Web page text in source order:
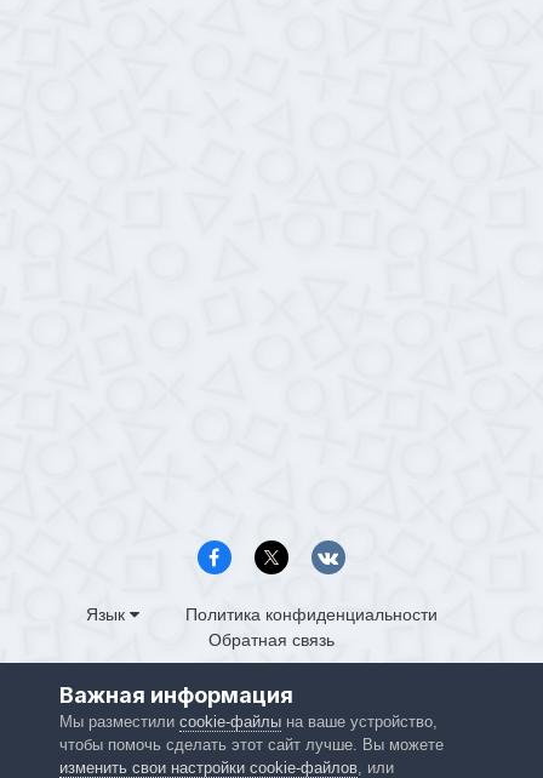
Язык
Политика конфиденциальности
Обратная связь
Powered by Invision Community
Важная информация
Мы разместили cookie-файлына ваше устройство,
чтобы помочь сделать этот сайт лучше. Вы можете
изменить свои настройки cookie-файлов, или